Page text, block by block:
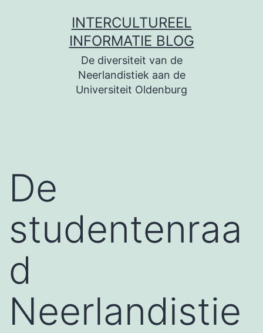
INTERCULTUREEL
INFORMATIE BLOG
De diversiteit van de
Neerlandistiek aan de
Universiteit Oldenburg
De
studentenraa
d
Neerlandistie